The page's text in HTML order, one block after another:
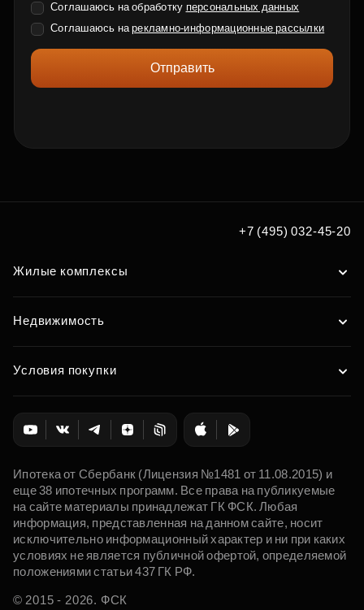
Соглашаюсь на обработку персональных данных
Соглашаюсь нарекламно-информационные рассылки
Отправить
+7 (495) 032-45-20
Жилые комплексы
Недвижимость
Условия покупки
Ипотека от Сбербанк (Лицензия №1481 от 11.08.2015) и
еще 38 ипотечных программ. Все права на публикуемые
на сайте материалы принадлежат ГК ФСК. Любая
информация, представленная на данном сайте, носит
исключительно информационный характер и ни при каких
условиях не является публичной офертой, определяемой
положениями статьи 437 ГК РФ.
© 2015 - 2026. ФСК